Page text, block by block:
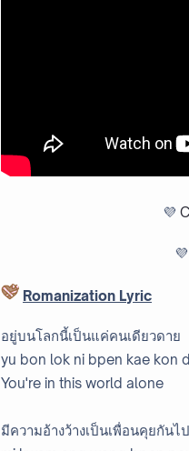
💜
💜
Romanization Lyric
อยู่บนโลกนี้เป็นแค่คนเดียวดาย
yu bon lok ni bpen kae kon
You're in this world alone
มีความอ้างว้างเป็นเพื่อนคุยกันไป